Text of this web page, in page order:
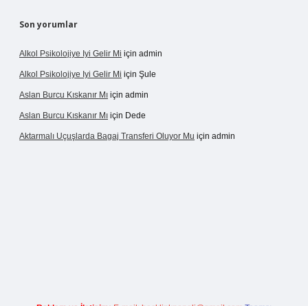
Son yorumlar
Alkol Psikolojiye Iyi Gelir Mi için admin
Alkol Psikolojiye Iyi Gelir Mi için Şule
Aslan Burcu Kıskanır Mı için admin
Aslan Burcu Kıskanır Mı için Dede
Aktarmalı Uçuşlarda Bagaj Transferi Oluyor Mu için admin